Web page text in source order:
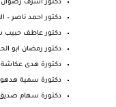
دكتور اشرف رضوان
دكتور احمد ناصر –
دكتور عاطف حبيب
دكتور رمضان ابو
دكتورة هدى عكاشة
دكتورة سمية هدهود
دكتورة سهام صديق